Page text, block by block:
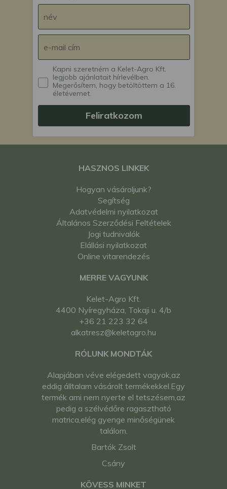
Kapni szeretném a Kelet-Agro Kft.
legjobb ajánlatait hírlevélben.
Megerősítem, hogy betöltöttem a 16.
életévemet.
Feliratkozom
HASZNOS LINKEK
Hogyan vásároljunk?
Segítség
Adatvédelmi nyilatkozat
Általános Szerződési Feltételek
Jogi tudnivalók
Elállási nyilatkozat
Online vitarendezés
MERRE VAGYUNK
Kelet-Agro Kft.
4400 Nyíregyháza, Tokaji u. 4/b
+36 21 223 32 64
alkatresz@keletagro.hu
RÓLUNK MONDTÁK
Alapjában véve elégedett vagyok,az
eddig álltalam vásárolt termékekkel.Egy
termék ami nem nyerte el tetszésem,az
pedig a szélvédőre ragasztható
matrica,elég gyenge minőségünek
találom.
Bartók Zsolt
Csány
KÖVESS MINKET